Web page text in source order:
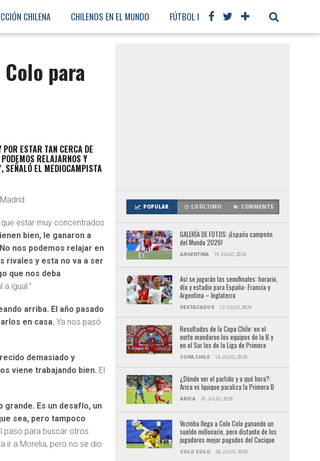
CHILENA CHILENOS EN EL MUNDO FÚTBOL INTERNACIONAL
para
ESTAR TAN CERCA DE
RELAJARNOS Y
SEÑALÓ EL MEDIOCAMPISTA
estar muy concentrados
bien, le ganaron a
nos podemos relajar en
rivales y esta no va a ser
que nos deba
igual.”
arriba. El año pasado
en casa. Ya nos pasó
demasiado y
viene trabajando bien. El
grande. Es un desafío, un
sea, pero tampoco
paso para buscar otros
ir a Morelia, pero no se dio
POPULAR LO ÚLTIMO COMMENTS
GALERÍA DE FOTOS: ¡España campeón
del Mundo 2026!
ARGENTINA 19 JULIO, 2026
Así se jugarán las semifinales: horario,
día y estadio para España- Francia y
Argentina – Inglaterra
DESTACADOS 12 JULIO, 2026
Resultados de la Copa Chile: en el
norte mandaron los equipos de la B y
en el Sur los de la Liga de Primera
COPA CHILE 14 JULIO, 2026
¿Dónde ver el partido y a qué hora?:
Arica vs Iquique paraliza la Primera B
ARICA 31 JULIO, 2026
Vozinha llega a Colo Colo ganando un
sueldo millonario, pero distante de los
jugadores mejor pagados del Cacique
COLO COLO 26 JULIO, 2026